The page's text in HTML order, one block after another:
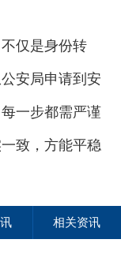
仅是身份转
安局申请到安
一步都需严谨
致，方能平稳
相关资讯